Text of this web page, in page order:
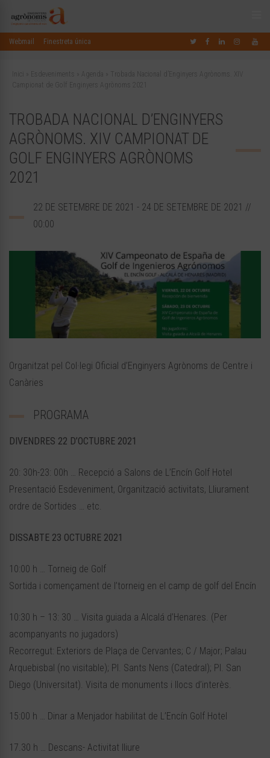
Webmail Finestreta única
Inici Esdeveniments Agenda
Trobada Nacional d’Enginyers Agrònoms. XIV
Campionat de Golf Enginyers Agrònoms 2021
TROBADA NACIONAL D’ENGINYERS
AGRÒNOMS. XIV CAMPIONAT DE
GOLF ENGINYERS AGRÒNOMS
2021
22 DE SETEMBRE DE 2021 - 24 DE SETEMBRE DE 2021 //
00:00
Organitzat pel Col·legi Oficial d’Enginyers Agrònoms de Centre i
Canàries
PROGRAMA
DIVENDRES 22 D’OCTUBRE 2021
20: 30h-23: 00h … Recepció a Salons de L’Encín Golf Hotel
Presentació Esdeveniment, Organització activitats, Lliurament
ordre de Sortides … etc.
DISSABTE 23 OCTUBRE 2021
10:00 h … Torneig de Golf
Sortida i començament de l’torneig en el camp de golf del Encín
10:30 h – 13: 30 … Visita guiada a Alcalá d’Henares. (Per
acompanyants no jugadors)
Recorregut: Exteriors de Plaça de Cervantes; C / Major; Palau
Arquebisbal (no visitable); Pl. Sants Nens (Catedral); Pl. San
Diego (Universitat). Visita de monuments i llocs d’interès.
15:00 h … Dinar a Menjador habilitat de L’Encín Golf Hotel
17.30 h … Descans- Activitat lliure